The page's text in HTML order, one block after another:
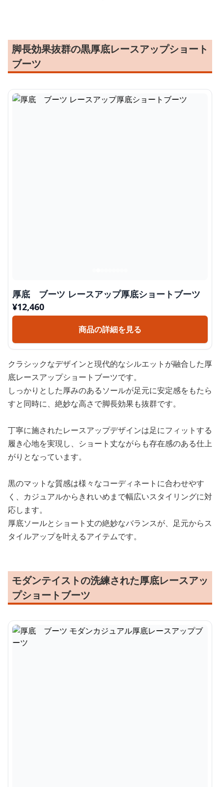
脚長効果抜群の黒厚底レースアップショート
ブーツ
厚底 ブーツ レースアップ厚底ショートブーツ
¥12,460
商品の詳細を見る
クラシックなデザインと現代的なシルエットが融合した厚
底レースアップショートブーツです。
しっかりとした厚みのあるソールが足元に安定感をもたら
すと同時に、絶妙な高さで脚長効果も抜群です。
丁寧に施されたレースアップデザインは足にフィットする
履き心地を実現し、ショート丈ながらも存在感のある仕上
がりとなっています。
黒のマットな質感は様々なコーディネートに合わせやす
く、カジュアルからきれいめまで幅広いスタイリングに対
応します。
厚底ソールとショート丈の絶妙なバランスが、足元からス
タイルアップを叶えるアイテムです。
モダンテイストの洗練された厚底レースアッ
プショートブーツ